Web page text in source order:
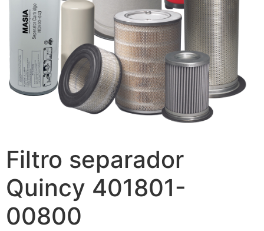
Filtro separador
Quincy 401801-
00800